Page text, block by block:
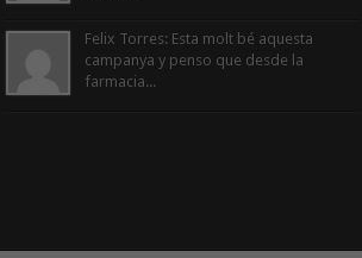
Felix Torres: Esta molt bé aquesta
campanya y penso que desde la
farmacia...